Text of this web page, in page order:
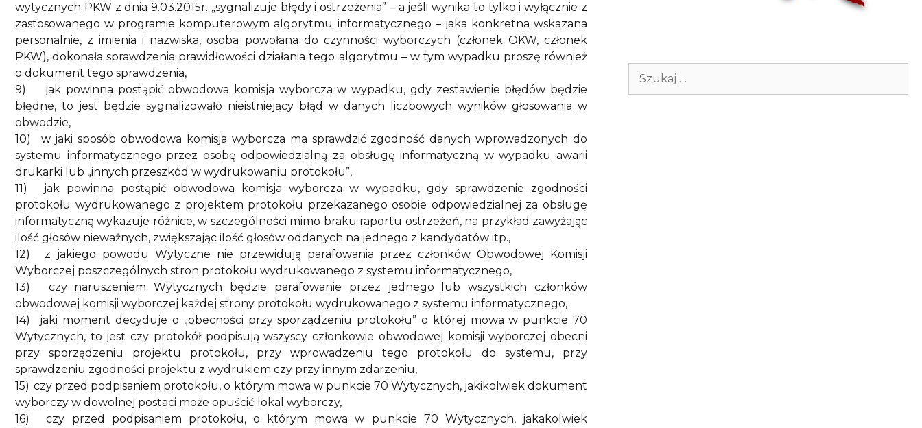
wytycznych PKW z dnia 9.03.2015r. „sygnalizuje błędy i ostrzeżenia” – a jeśli wynika to tylko i wyłącznie z
zastosowanego w programie komputerowym algorytmu informatycznego – jaka konkretna wskazana
personalnie, z imienia i nazwiska, osoba powołana do czynności wyborczych (członek OKW, członek
PKW), dokonała sprawdzenia prawidłowości działania tego algorytmu – w tym wypadku proszę również
o dokument tego sprawdzenia,
9)
jak powinna postąpić obwodowa komisja wyborcza w wypadku, gdy zestawienie błędów będzie
błędne, to jest będzie sygnalizowało nieistniejący błąd w danych liczbowych wyników głosowania w
obwodzie,
10)
w jaki sposób obwodowa komisja wyborcza ma sprawdzić zgodność danych wprowadzonych do
systemu informatycznego przez osobę odpowiedzialną za obsługę informatyczną w wypadku awarii
drukarki lub „innych przeszkód w wydrukowaniu protokołu”,
11)
jak powinna postąpić obwodowa komisja wyborcza w wypadku, gdy sprawdzenie zgodności
protokołu wydrukowanego z projektem protokołu przekazanego osobie odpowiedzialnej za obsługę
informatyczną wykazuje różnice, w szczególności mimo braku raportu ostrzeżeń, na przykład zawyżając
ilość głosów nieważnych, zwiększając ilość głosów oddanych na jednego z kandydatów itp.,
12)
z jakiego powodu Wytyczne nie przewidują parafowania przez członków Obwodowej Komisji
Wyborczej poszczególnych stron protokołu wydrukowanego z systemu informatycznego,
13)
czy naruszeniem Wytycznych będzie parafowanie przez jednego lub wszystkich członków
obwodowej komisji wyborczej każdej strony protokołu wydrukowanego z systemu informatycznego,
14)
jaki moment decyduje o „obecności przy sporządzeniu protokołu” o której mowa w punkcie 70
Wytycznych, to jest czy protokół podpisują wszyscy członkowie obwodowej komisji wyborczej obecni
przy sporządzeniu projektu protokołu, przy wprowadzeniu tego protokołu do systemu, przy
sprawdzeniu zgodności projektu z wydrukiem czy przy innym zdarzeniu,
15) czy przed podpisaniem protokołu, o którym mowa w punkcie 70 Wytycznych, jakikolwiek dokument
wyborczy w dowolnej postaci może opuścić lokal wyborczy,
16)
czy przed podpisaniem protokołu, o którym mowa w punkcie 70 Wytycznych, jakakolwiek
Szukaj: